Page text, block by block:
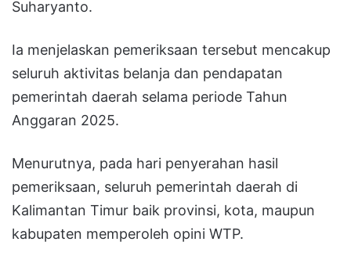
Suharyanto.
Ia menjelaskan pemeriksaan tersebut mencakup
seluruh aktivitas belanja dan pendapatan
pemerintah daerah selama periode Tahun
Anggaran 2025.
Menurutnya, pada hari penyerahan hasil
pemeriksaan, seluruh pemerintah daerah di
Kalimantan Timur baik provinsi, kota, maupun
kabupaten memperoleh opini WTP.